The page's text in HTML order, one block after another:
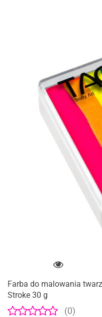
Farba do malowania
Stroke 30 g
(0)